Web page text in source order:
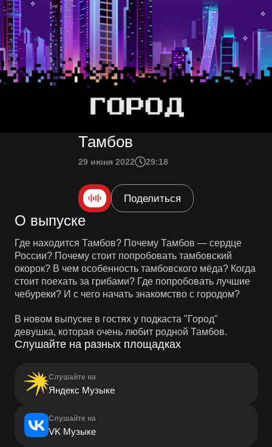
Тамбов
29 июня 2022 29:18
Поделиться
О выпуске
Где находится Тамбов? Почему Тамбов — сердце
России? Почему стоит попробовать тамбовский
окорок? В чем особенность тамбовского мёда? Когда
стоит поехать за грибами? Где попробовать лучшие
чебуреки? И с чего начать знакомство с городом?
В новом выпуске в гостях у подкаста "Город"
девушка, которая очень любит родной Тамбов.
Слушайте на разных площадках
Слушайте на
Яндекс Музыке
Слушайте на
VK Музыке